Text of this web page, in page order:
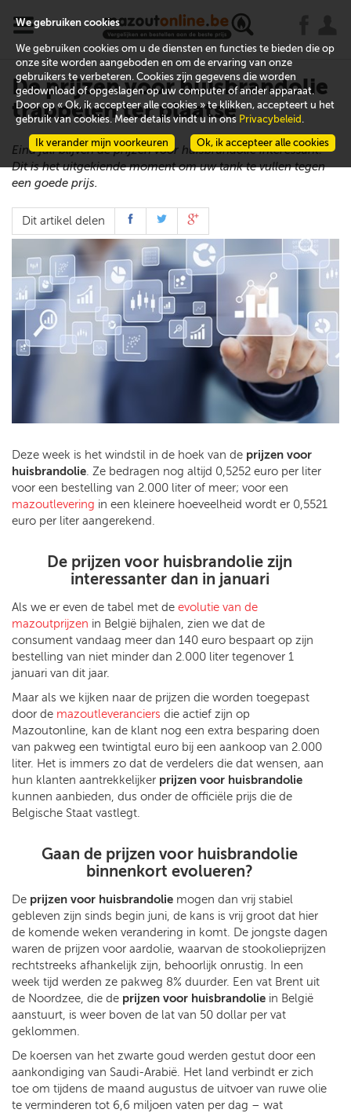
x
De prijzen voor huisbrandolie
trappelen ter plaatse
Eind juli blijven de prijzen voor huisbrandolie interessant!
Dit is het uitgekiende moment om uw tank te vullen tegen
een goede prijs.
Dit artikel delen
Deze week is het windstil in de hoek van de prijzen voor
huisbrandolie. Ze bedragen nog altijd 0,5252 euro per liter
voor een bestelling van 2.000 liter of meer; voor een
mazoutlevering in een kleinere hoeveelheid wordt er 0,5521
euro per liter aangerekend.
De prijzen voor huisbrandolie zijn
interessanter dan in januari
Als we er even de tabel met de evolutie van de
mazoutprijzen in België bijhalen, zien we dat de
consument vandaag meer dan 140 euro bespaart op zijn
bestelling van niet minder dan 2.000 liter tegenover 1
januari van dit jaar.
Maar als we kijken naar de prijzen die worden toegepast
door de mazoutleveranciers die actief zijn op
Mazoutonline, kan de klant nog een extra besparing doen
van pakweg een twintigtal euro bij een aankoop van 2.000
liter. Het is immers zo dat de verdelers die dat wensen, aan
hun klanten aantrekkelijker prijzen voor huisbrandolie
kunnen aanbieden, dus onder de officiële prijs die de
Belgische Staat vastlegt.
Gaan de prijzen voor huisbrandolie
binnenkort evolueren?
De prijzen voor huisbrandolie mogen dan vrij stabiel
gebleven zijn sinds begin juni, de kans is vrij groot dat hier
de komende weken verandering in komt. De jongste dagen
waren de prijzen voor aardolie, waarvan de stookolieprijzen
rechtstreeks afhankelijk zijn, behoorlijk onrustig. In een
week tijd werden ze pakweg 8% duurder. Een vat Brent uit
de Noordzee, die de prijzen voor huisbrandolie in België
aanstuurt, is weer boven de lat van 50 dollar per vat
geklommen.
De koersen van het zwarte goud werden gestut door een
aankondiging van Saudi-Arabië. Het land verbindt er zich
toe om tijdens de maand augustus de uitvoer van ruwe olie
te verminderen tot 6,6 miljoen vaten per dag – wat
We gebruiken cookies
We gebruiken cookies om u de diensten en functies te bieden die op
onze site worden aangeboden en om de ervaring van onze
gebruikers te verbeteren. Cookies zijn gegevens die worden
gedownload of opgeslagen op uw computer of ander apparaat.
Door op « Ok, ik accepteer alle cookies » te klikken, accepteert u het
gebruik van cookies. Meer details vindt u in ons Privacybeleid .
Ok, ik accepteer alle cookies
Ik verander mijn voorkeuren